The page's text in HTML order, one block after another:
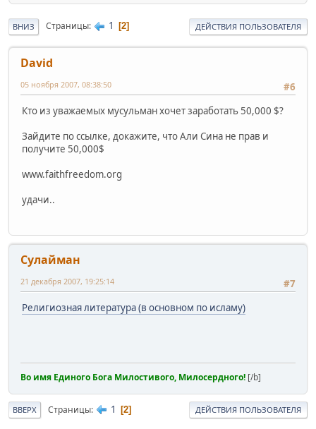
ВНИЗ Страницы 1 2 ДЕЙСТВИЯ ПОЛЬЗОВАТЕЛЯ
David
#6
05 ноября 2007, 08:38:50
Кто из уважаемых мусульман хочет заработать 50,000 $?
Зайдите по ссылке, докажите, что Али Сина не прав и
получите 50,000$
www.faithfreedom.org
удачи..
Сулайман
#7
21 декабря 2007, 19:25:14
Религиозная литература (в основном по исламу)
Во имя Единого Бога Милостивого, Милосердного! [/b]
ВВЕРХ Страницы 1 2 ДЕЙСТВИЯ ПОЛЬЗОВАТЕЛЯ